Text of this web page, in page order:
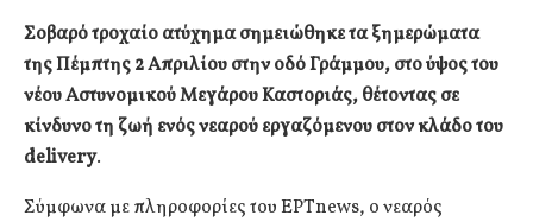
Σοβαρό τροχαίο ατύχημα σημειώθηκε τα ξημερώματα
της Πέμπτης 2 Απριλίου στην οδό Γράμμου, στο ύψος του
νέου Αστυνομικού Μεγάρου Καστοριάς, θέτοντας σε
κίνδυνο τη ζωή ενός νεαρού εργαζόμενου στον κλάδο του
delivery.
Σύμφωνα με πληροφορίες του ΕΡΤnews, ο νεαρός